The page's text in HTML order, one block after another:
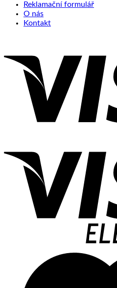
Reklamační formulář
O nás
Kontakt